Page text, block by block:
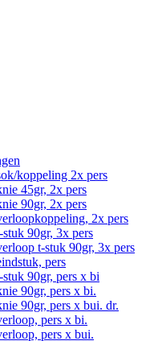
koppeling 2x pers
45gr, 2x pers
90gr, 2x pers
2x pers
90gr, 3x pers
t-stuk 90gr, 3x pers
pers
90gr, pers x bi
90gr, pers x bi.
90gr, pers x bui. dr.
pers x bi.
pers x bui.